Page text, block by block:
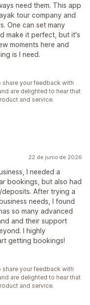
need them. This app
tour company and
One can set many
make it perfect, but it's
moments here and
is I need.
your feedback with
are delighted to hear that
and service.
22 de junio de 2026
I needed a
bookings, but also had
After trying a
needs, I found
so many advanced
and their support
I highly
getting bookings!
your feedback with
are delighted to hear that
and service.